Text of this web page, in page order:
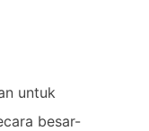
untuk
besar-